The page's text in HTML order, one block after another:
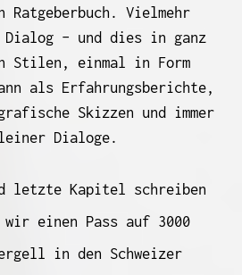
Ratgeberbuch. Vielmehr
Dialog – und dies in ganz
Stilen, einmal in Form
als Erfahrungsberichte,
Skizzen und immer
Dialoge.
letzte Kapitel schreiben
wir einen Pass auf 3000
in den Schweizer